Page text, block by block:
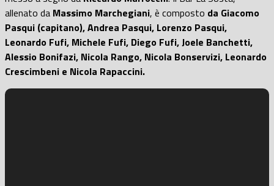
allenato da Massimo Marchegiani, è composto da Giacomo
Pasqui (capitano), Andrea Pasqui, Lorenzo Pasqui,
Leonardo Fufi, Michele Fufi, Diego Fufi, Joele Banchetti,
Alessio Bonifazi, Nicola Rango, Nicola Bonservizi, Leonardo
Crescimbeni e Nicola Rapaccini.